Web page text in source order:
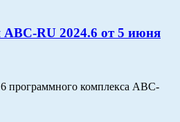
RU 2024.6 от 5 июня
программного комплекса АВС-